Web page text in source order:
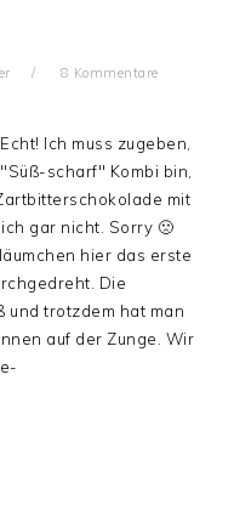
8 Kommentare
Ich muss zugeben,
scharf" Kombi bin,
mit
gar nicht. Sorry 🙁
hier das erste
Die
und trotzdem hat man
auf der Zunge. Wir